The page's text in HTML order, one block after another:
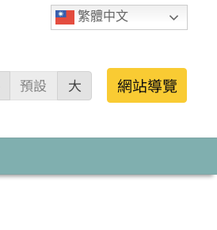
繁體中文
預設 大 網站導覽